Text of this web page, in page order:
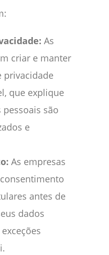
As
criar e manter
privacidade
que explique
são
e
As empresas
antes de
dados